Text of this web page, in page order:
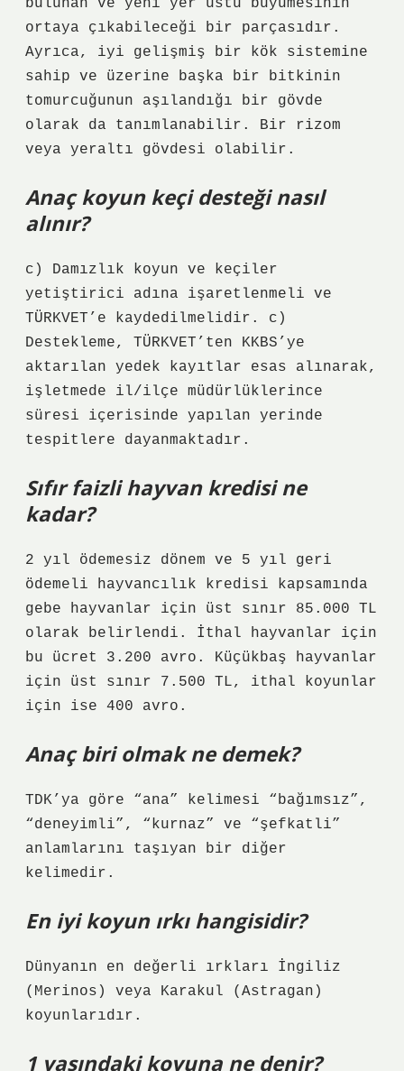
bulunan ve yeni yer üstü büyümesinin
ortaya çıkabileceği bir parçasıdır.
Ayrıca, iyi gelişmiş bir kök sistemine
sahip ve üzerine başka bir bitkinin
tomurcuğunun aşılandığı bir gövde
olarak da tanımlanabilir. Bir rizom
veya yeraltı gövdesi olabilir.
Anaç koyun keçi desteği nasıl
alınır?
c) Damızlık koyun ve keçiler
yetiştirici adına işaretlenmeli ve
TÜRKVET’e kaydedilmelidir. c)
Destekleme, TÜRKVET’ten KKBS’ye
aktarılan yedek kayıtlar esas alınarak,
işletmede il/ilçe müdürlüklerince
süresi içerisinde yapılan yerinde
tespitlere dayanmaktadır.
Sıfır faizli hayvan kredisi ne
kadar?
2 yıl ödemesiz dönem ve 5 yıl geri
ödemeli hayvancılık kredisi kapsamında
gebe hayvanlar için üst sınır 85.000 TL
olarak belirlendi. İthal hayvanlar için
bu ücret 3.200 avro. Küçükbaş hayvanlar
için üst sınır 7.500 TL, ithal koyunlar
için ise 400 avro.
Anaç biri olmak ne demek?
TDK’ya göre “ana” kelimesi “bağımsız”,
“deneyimli”, “kurnaz” ve “şefkatli”
anlamlarını taşıyan bir diğer
kelimedir.
En iyi koyun ırkı hangisidir?
Dünyanın en değerli ırkları İngiliz
(Merinos) veya Karakul (Astragan)
koyunlarıdır.
1 yaşındaki koyuna ne denir?